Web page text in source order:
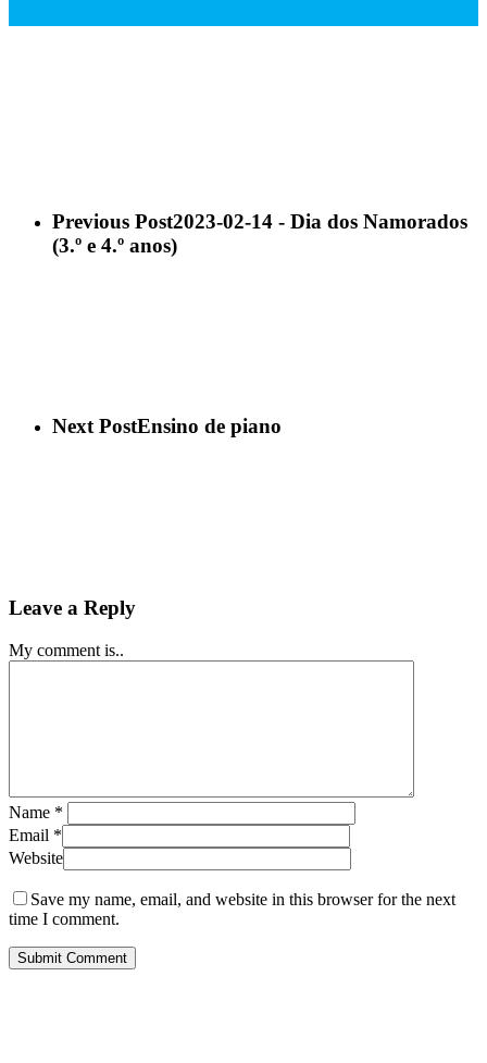
Previous Post2023-02-14 - Dia dos Namorados
(3.º e 4.º anos)
Next PostEnsino de piano
Leave a Reply
My comment is..
Name *
Email *
Website
Save my name, email, and website in this browser for the next
time I comment.